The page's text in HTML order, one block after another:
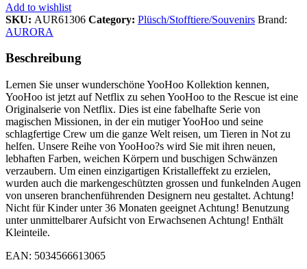
Add to wishlist
SKU: AUR61306 Category: Plüsch/Stofftiere/Souvenirs Brand:
AURORA
Beschreibung
Lernen Sie unser wunderschöne YooHoo Kollektion kennen,
YooHoo ist jetzt auf Netflix zu sehen YooHoo to the Rescue ist eine
Originalserie von Netflix. Dies ist eine fabelhafte Serie von
magischen Missionen, in der ein mutiger YooHoo und seine
schlagfertige Crew um die ganze Welt reisen, um Tieren in Not zu
helfen. Unsere Reihe von YooHoo?s wird Sie mit ihren neuen,
lebhaften Farben, weichen Körpern und buschigen Schwänzen
verzaubern. Um einen einzigartigen Kristalleffekt zu erzielen,
wurden auch die markengeschützten grossen und funkelnden Augen
von unseren branchenführenden Designern neu gestaltet. Achtung!
Nicht für Kinder unter 36 Monaten geeignet Achtung! Benutzung
unter unmittelbarer Aufsicht von Erwachsenen Achtung! Enthält
Kleinteile.
EAN: 5034566613065